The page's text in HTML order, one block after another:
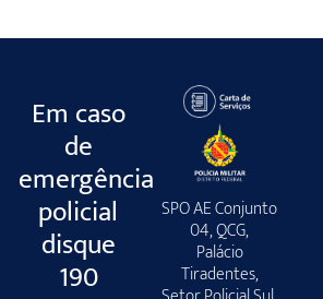
Em caso
de
emergência
policial
disque
190
SPO AE Conjunto
04, QCG,
Palácio
Tiradentes,